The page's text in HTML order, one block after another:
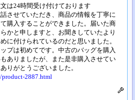
は24時間受け付けております
させていただき、商品の情報を丁寧に
購入することができました。届いた商
かと申しますと、お聞きしていたより
に付けられているのだと思いました。
プは初めてです。中古のバッグを購入
ありましたが、また是非購入させてい
りがとうございました。
product-2887.html